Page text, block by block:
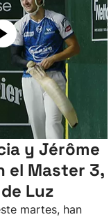
y Jérôme
el Master 3,
Luz
martes, han